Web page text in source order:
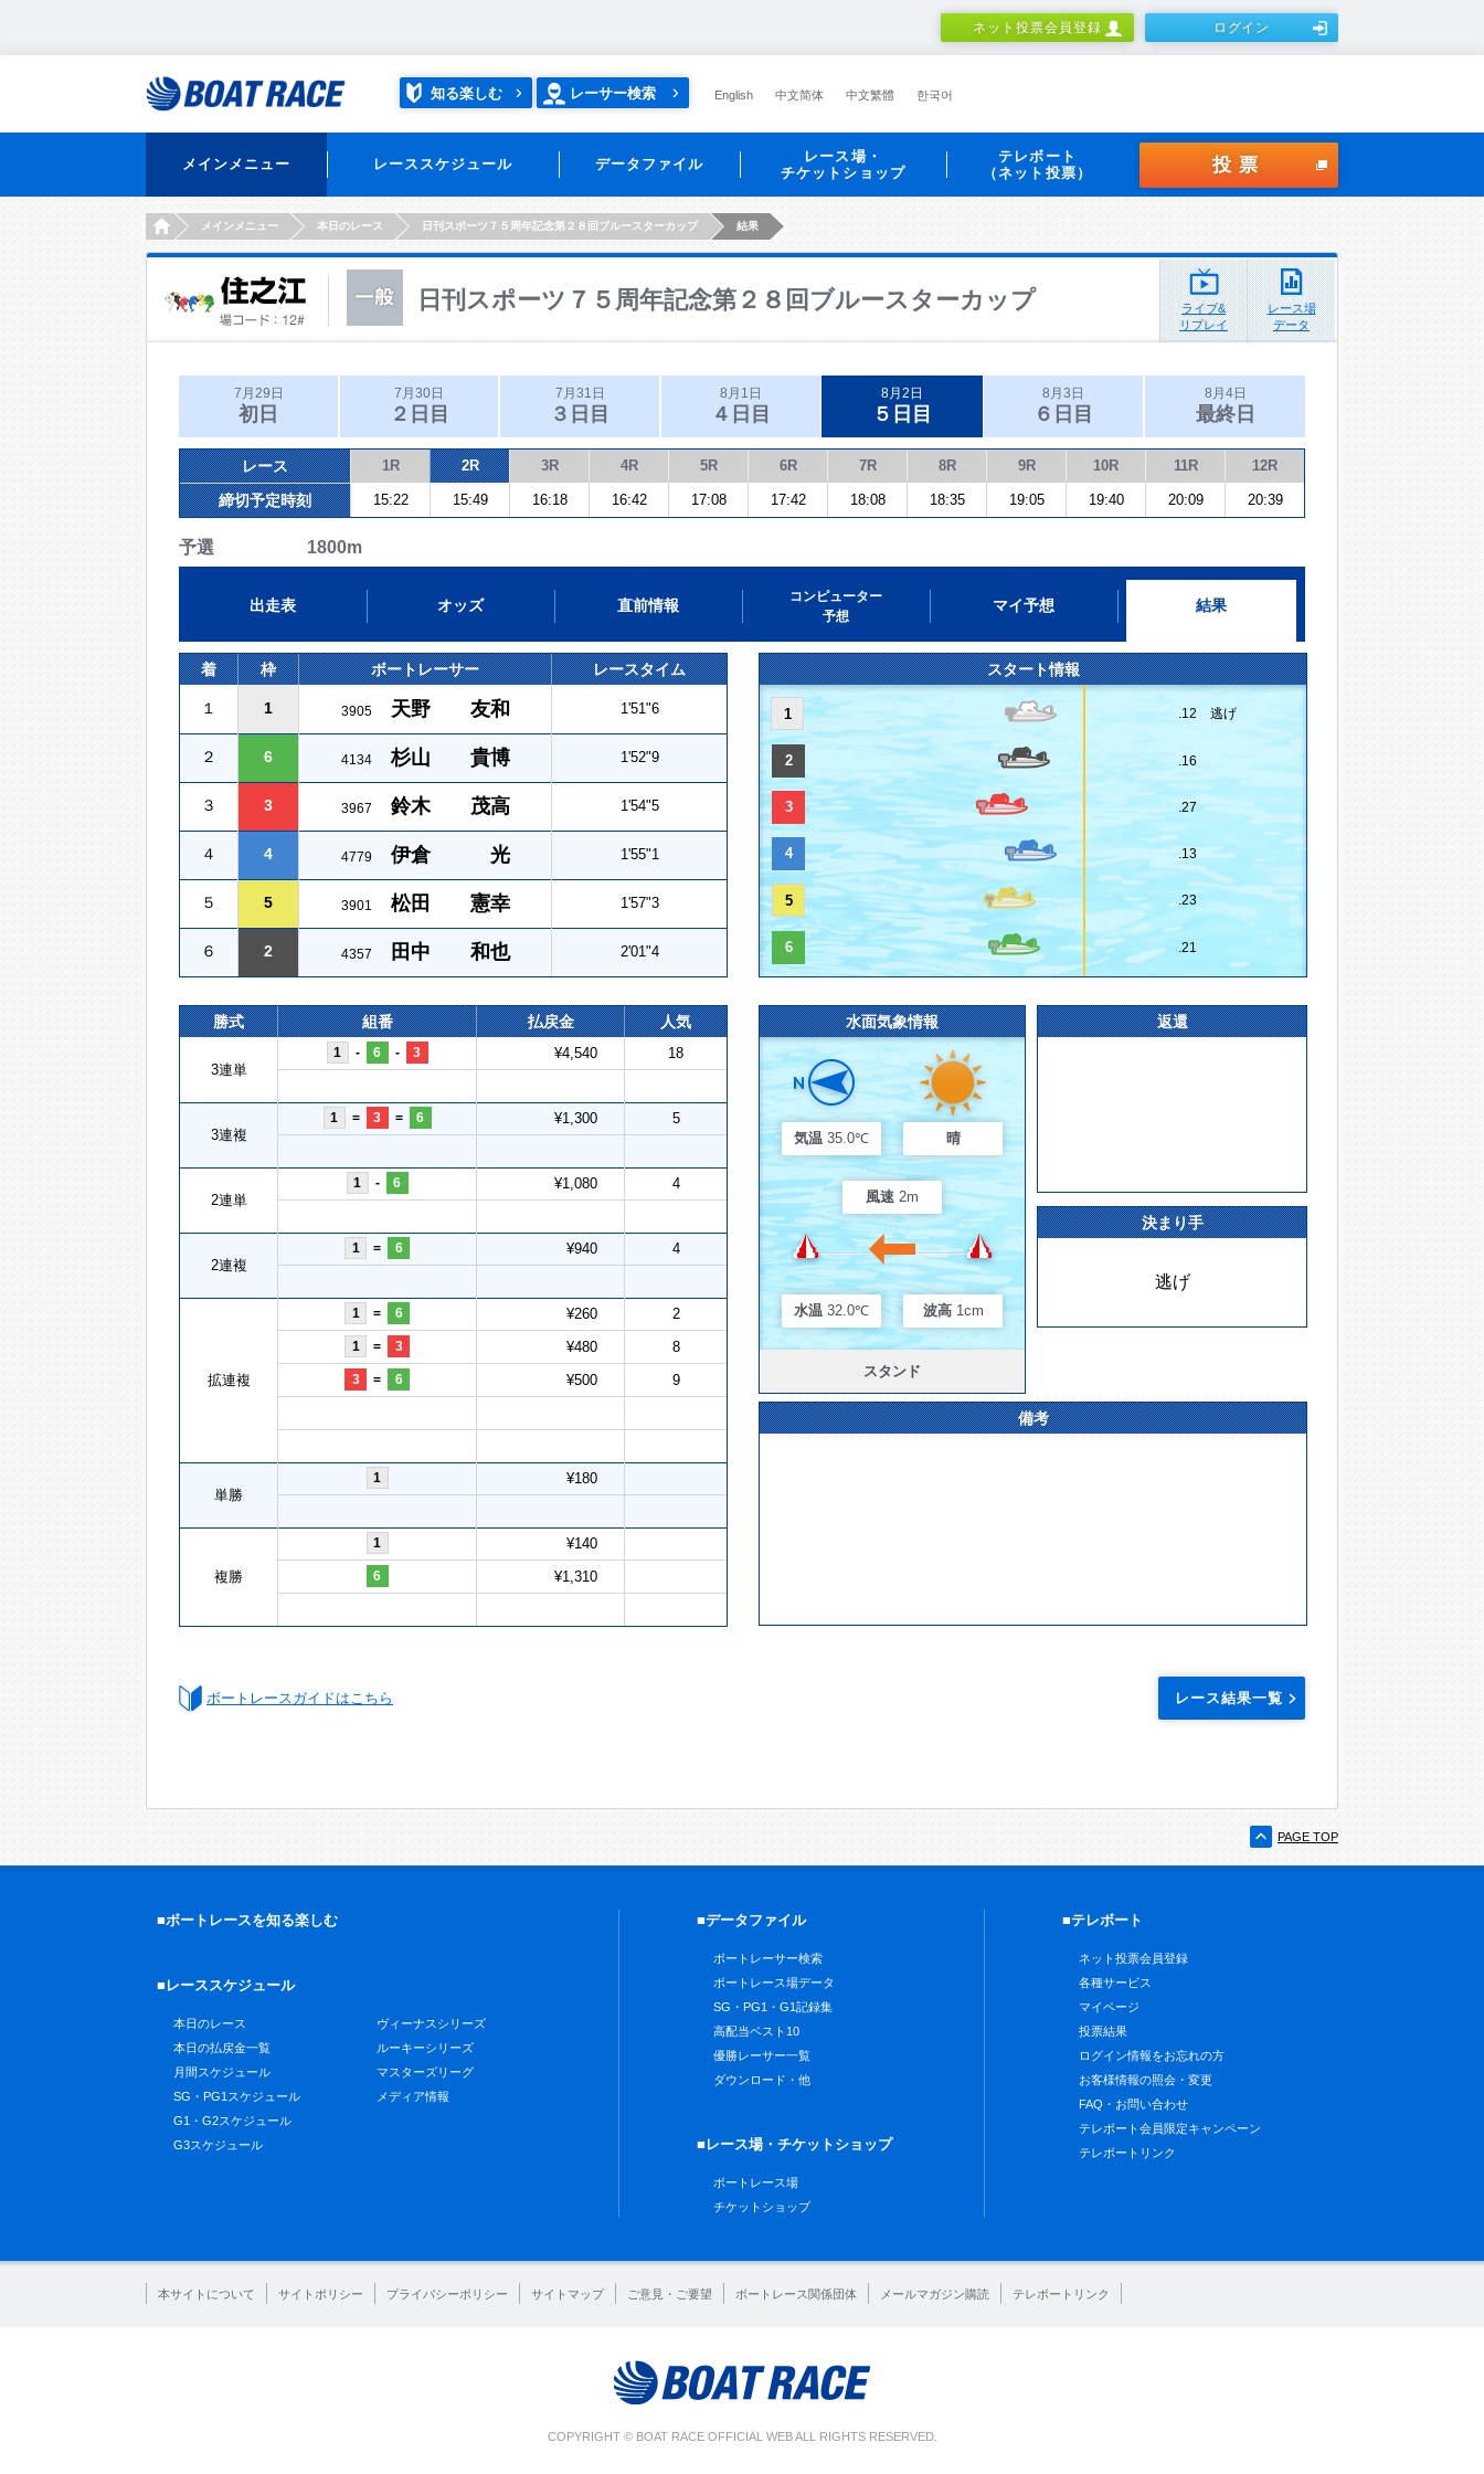
ネット投票会員登録 ログイン
知る楽しむ レーサー検索 English 中文简体 中文繁體 한국어
メインメニュー レーススケジュール データファイル
レース場・
チケットショップ
テレボート
（ネット投票）
投票
HOMEメインメニュー 本日のレース 日刊スポーツ７５周年記念第２８回ブルースターカップ 結果
日刊スポーツ７５周年記念第２８回ブルースターカップ
ライブ&
リプレイ
レース場
データ
7月29日
初日
7月30日
２日目
7月31日
３日目
8月1日
４日目
8月2日
５日目
8月3日
６日目
8月4日
最終日
レース 1R 2R 3R 4R 5R 6R 7R 8R 9R 10R 11R 12R
締切予定時刻 15:22 15:49 16:18 16:42 17:08 17:42 18:08 18:35 19:05 19:40 20:09 20:39
予選 1800m
出走表 オッズ 直前情報
コンピューター
予想
マイ予想 結果
着 枠 ボートレーサー レースタイム
１ 1 3905 天野 友和 1'51"6
２ 6 4134 杉山 貴博 1'52"9
３ 3 3967 鈴木 茂高 1'54"5
４ 4 4779 伊倉 光 1'55"1
５ 5 3901 松田 憲幸 1'57"3
６ 2 4357 田中 和也 2'01"4
スタート情報
1 .12 逃げ
2 .16
3 .27
4 .13
5 .23
6 .21
勝式 組番 払戻金 人気
3連単
1 - 6 - 3 ¥4,540 18
3連複
1 = 3 = 6 ¥1,300 5
2連単
1 - 6 ¥1,080 4
2連複
1 = 6 ¥940 4
拡連複
1 = 6 ¥260 2
1 = 3 ¥480 8
3 = 6 ¥500 9
単勝
1 ¥180
複勝
1 ¥140
6 ¥1,310
水面気象情報
気温 35.0℃ 晴
風速 2m
水温 32.0℃ 波高 1cm
スタンド
返還
決まり手
逃げ
備考
ボートレースガイドはこちら レース結果一覧
PAGE TOP
■ボートレースを知る楽しむ
■レーススケジュール
本日のレース
本日の払戻金一覧
月間スケジュール
SG・PG1スケジュール
G1・G2スケジュール
G3スケジュール
ヴィーナスシリーズ
ルーキーシリーズ
マスターズリーグ
メディア情報
■データファイル
ボートレーサー検索
ボートレース場データ
SG・PG1・G1記録集
高配当ベスト10
優勝レーサー一覧
ダウンロード・他
■レース場・チケットショップ
ボートレース場
チケットショップ
■テレボート
ネット投票会員登録
各種サービス
マイページ
投票結果
ログイン情報をお忘れの方
お客様情報の照会・変更
FAQ・お問い合わせ
テレボート会員限定キャンペーン
テレボートリンク
本サイトについて サイトポリシー プライバシーポリシー サイトマップ ご意見・ご要望 ボートレース関係団体 メールマガジン購読 テレボートリンク
COPYRIGHT © BOAT RACE OFFICIAL WEB ALL RIGHTS RESERVED.